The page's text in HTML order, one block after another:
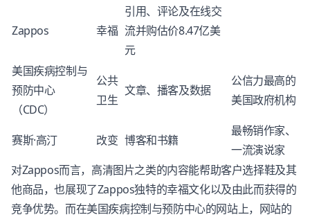
Zappos 幸福
引用、评论及在线交
流并购估价8.47亿美
元
美国疾病控制与
预防中心
（CDC）
公共
卫生
文章、播客及数据
公信力最高的
美国政府机构
赛斯·高汀 改变 博客和书籍
最畅销作家、
一流演说家
对Zappos而言，高清图片之类的内容能帮助客户选择鞋及其
他商品，也展现了Zappos独特的幸福文化以及由此而获得的
竞争优势。而在美国疾病控制与预防中心的网站上，网站的